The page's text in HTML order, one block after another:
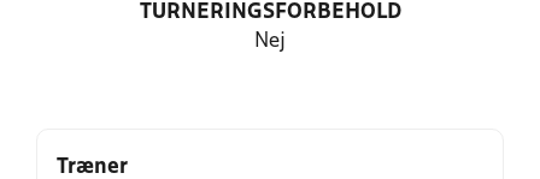
TURNERINGSFORBEHOLD
Nej
Træner